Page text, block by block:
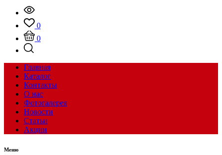
0
0
Главная
Каталог
Контакты
О нас
Фотогалерея
Новости
Статьи
Акции
Меню